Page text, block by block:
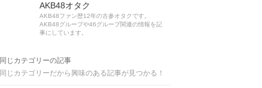
AKB48オタク
AKB48ファン歴12年の古参オタクです。
AKB48グループや46グループ関連の情報を記
事にしています。
同じカテゴリーの記事
同じカテゴリーだから興味のある記事が見つかる！